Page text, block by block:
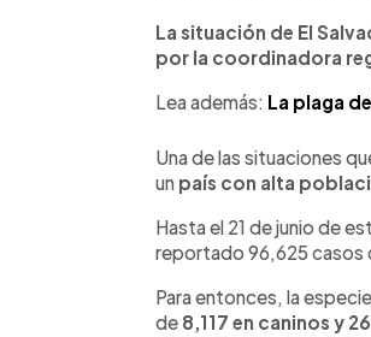
La situación de El
por la coordinadora
Lea además: La plaga
Una de las situaciones
un país con alta
Hasta el 21 de junio de
reportado 96,625 casos
Para entonces, la
de 8,117 en caninos y